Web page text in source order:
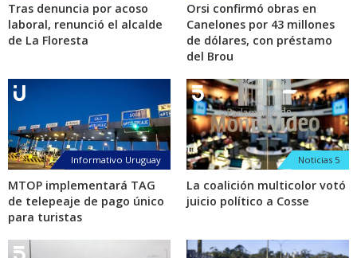
Tras denuncia por acoso
laboral, renunció el alcalde
de La Floresta
Orsi confirmó obras en
Canelones por 43 millones
de dólares, con préstamo
del Brou
Informativo Uruguay
MTOP implementará TAG
de telepeaje de pago único
para turistas
Noticias 5
La coalición multicolor votó
juicio político a Cosse